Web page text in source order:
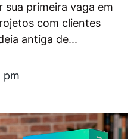
sua primeira vaga em
com clientes
antiga de...
pm